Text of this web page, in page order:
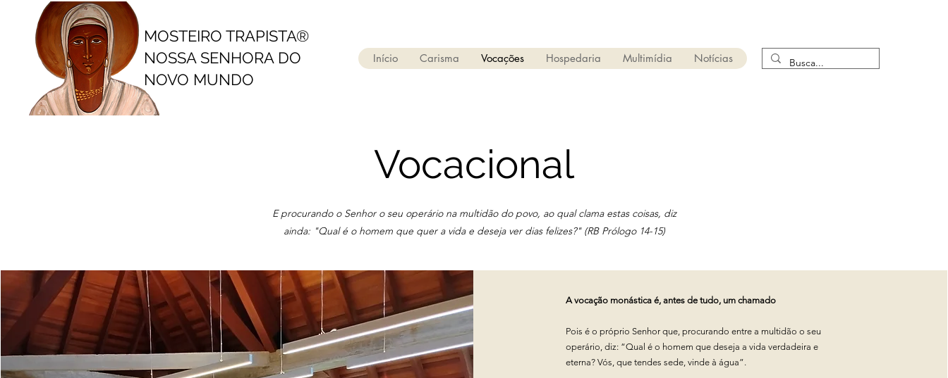
Início Carisma Vocações Hospedaria Multimídia Notícias
MOSTEIRO TRAPISTA®
NOSSA SENHORA DO
NOVO MUNDO
Vocacional
E procurando o Senhor o seu operário na multidão do povo, ao qual clama estas coisas, diz
ainda: "Qual é o homem que quer a vida e deseja ver dias felizes?" (RB Prólogo 14-15)
A vocação monástica é, antes de tudo, um chamado
Pois é o próprio Senhor que, procurando entre a multidão o seu
operário, diz: “Qual é o homem que deseja a vida verdadeira e
eterna? Vós, que tendes sede, vinde à água”.